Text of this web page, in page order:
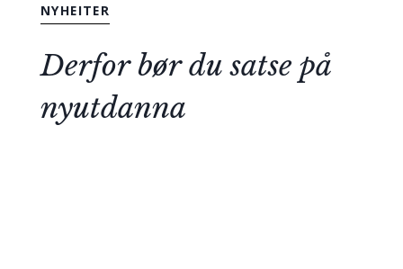
NYHEITER
Derfor bør du satse på
nyutdanna